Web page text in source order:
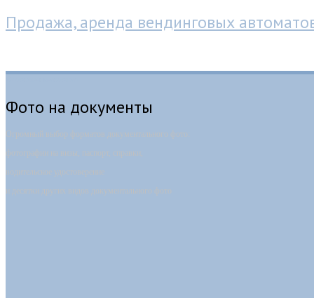
Продажа, аренда вендинговых
Фото на документы
Огромный выбор форматов документального фото:
фотографии на визы, паспорт, справки,
водительское удостоверение
и десятки других видов документального фото